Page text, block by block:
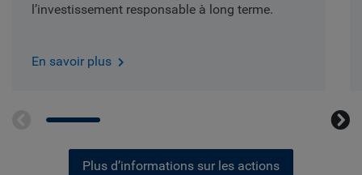
l’investissement responsable à long terme.
En savoir plus
Plus d’informations sur les actions